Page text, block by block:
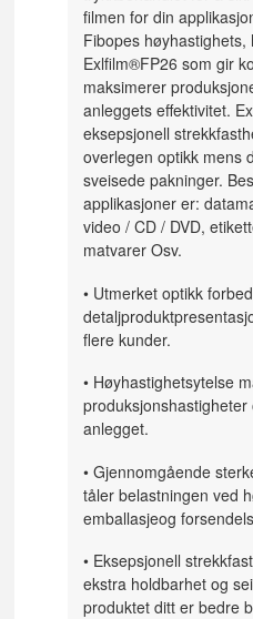
filmen for din
Fibopes
Exlfilm®FP26 som gir
maksimerer
anleggets effektivitet.
eksepsjonell
overlegen optikk mens
sveisede pakninger.
applikasjoner er:
video / CD / DVD,
matvarer Osv.
• Utmerket optikk
flere kunder.
• Høyhastighetsytelse
anlegget.
• Gjennomgående
tåler belastningen ved
emballasjeog
• Eksepsjonell
ekstra holdbarhet og
produktet ditt er bedre